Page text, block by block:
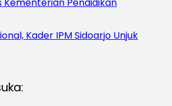
Kader IPM Sidoarjo Unjuk